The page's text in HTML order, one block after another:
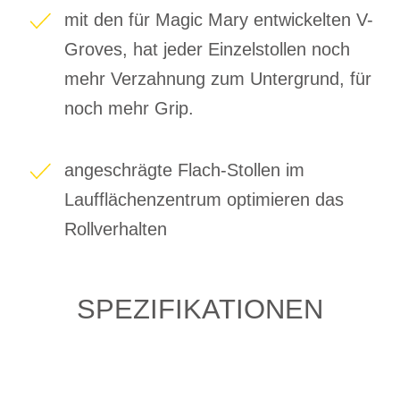
mit den für Magic Mary entwickelten V-
Groves, hat jeder Einzelstollen noch
mehr Verzahnung zum Untergrund, für
noch mehr Grip.
angeschrägte Flach-Stollen im
Laufflächenzentrum optimieren das
Rollverhalten
SPEZIFIKATIONEN